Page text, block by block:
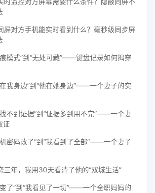
屏对方手机能实时看到什么？毫秒级同步屏
痕模式”到“无处可藏”——键盘记录如何揭穿
在我身边”到“他在她身边”——一个妻子的实
找不到证据”到“证据多到用不完”——一个妻
证
机密码改了”到“我看到了全部”——一个妻子
三年，我用30天看清了他的“双城生活”
变了”到“我看见了一切”——一个全职妈妈的